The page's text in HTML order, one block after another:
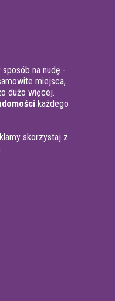
na nudę -
miejsca,
dużo więcej.
każdego
skorzystaj z